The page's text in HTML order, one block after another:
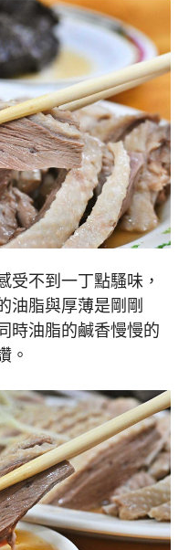
受不到一丁點騷味，
油脂與厚薄是剛剛
時油脂的鹹香慢慢的
。